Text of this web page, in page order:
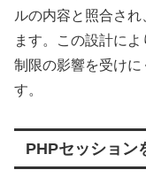
ルの内容と照合さ
ます。この設計に
制限の影響を受けに
す。
PHPセッション